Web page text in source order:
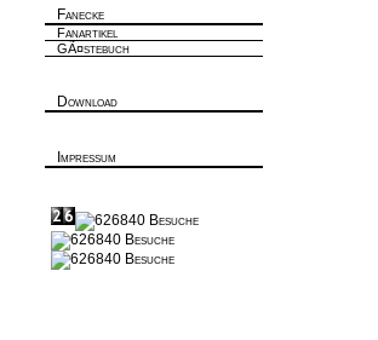
Fanecke
Fanartikel
GÃ¤stebuch
Download
Impressum